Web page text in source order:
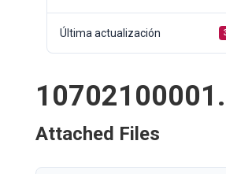
Última actualización
Attached Files